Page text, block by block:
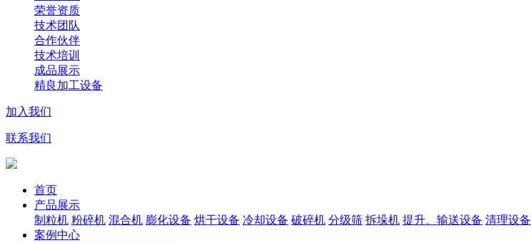
荣誉资质
技术团队
合作伙伴
技术培训
成品展示
精良加工设备
加入我们
联系我们
首页
产品展示
制粒机 粉碎机 混合机 膨化设备 烘干设备 冷却设备 破碎机 分级筛 拆垛机 提升、输送设备 清理设备
案例中心